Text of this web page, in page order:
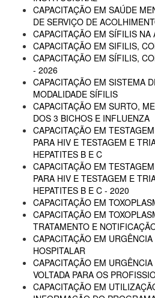
CAPACITAÇÃO EM SAÚDE
DE SERVIÇO DE
CAPACITAÇÃO EM SÍFILIS NA
CAPACITAÇÃO EM SIFILIS,
CAPACITAÇÃO EM SÍFILIS,
- 2026
CAPACITAÇÃO EM SISTEMA
MODALIDADE SÍFILIS
CAPACITAÇÃO EM SURTO,
DOS 3 BICHOS E INFLUENZA
CAPACITAÇÃO EM
PARA HIV E TESTAGEM E
HEPATITES B E C
CAPACITAÇÃO EM
PARA HIV E TESTAGEM E
HEPATITES B E C - 2020
CAPACITAÇÃO EM
CAPACITAÇÃO EM
TRATAMENTO E
CAPACITAÇÃO EM
HOSPITALAR
CAPACITAÇÃO EM
VOLTADA PARA OS
CAPACITAÇÃO EM